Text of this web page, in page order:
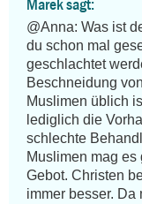
Marek sagt:
@Anna: Was ist
du schon mal
geschlachtet
Beschneidung
Muslimen üblich
lediglich die
schlechte
Muslimen mag
Gebot. Christen
immer besser.